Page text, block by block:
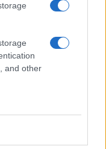
and other